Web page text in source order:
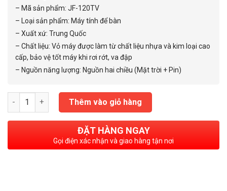
– Mã sản phẩm: JF-120TV
– Loại sản phẩm: Máy tính để bàn
– Xuất xứ: Trung Quốc
– Chất liệu: Vỏ máy được làm từ chất liệu nhựa và kim loại cao
cấp, bảo vệ tốt máy khi rơi rớt, va đập
– Nguồn năng lượng: Nguồn hai chiều (Mặt trời + Pin)
Máy tính NT CAVIET JF 120TV số lượng
Thêm vào giỏ hàng
ĐẶT HÀNG NGAY
Gọi điện xác nhận và giao hàng tận nơi